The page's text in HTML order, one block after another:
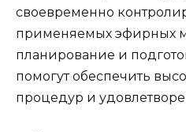
своевременно
применяемых эфирных
планирование и
помогут обеспечить
процедур и